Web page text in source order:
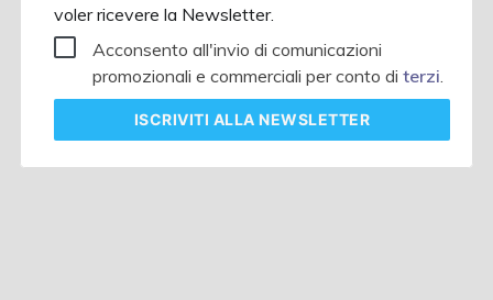
voler ricevere la Newsletter.
Acconsento all'invio di comunicazioni
promozionali e commerciali per conto diterzi.
ISCRIVITI ALLA NEWSLETTER